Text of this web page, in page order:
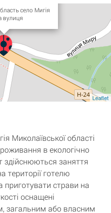
село Мигія
вулиця
Leaflet
Миколаївської області
в екологічно
здійснюються заняття
території готелю
страви на
оснащені
загальним або власним